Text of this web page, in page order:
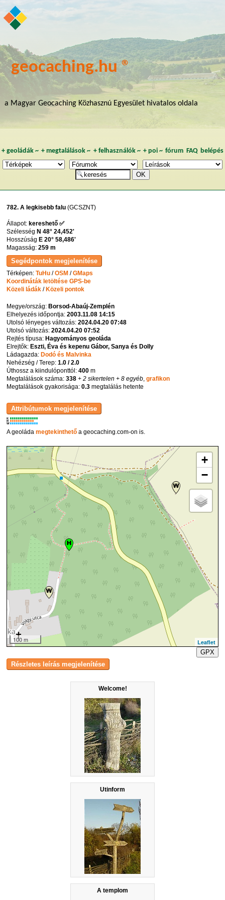
geocaching.hu ®
a Magyar Geocaching Közhasznú Egyesület hivatalos oldala
+ geoládák~ +megtalálások ~ + felhasználók~ + poi~ fórum FAQ belépés
782. A legkisebb falu (GCSZNT)
Welcome!
Utinform
A templom
Állapot: kereshető ✅
Szélesség N 48° 24,452'
Hosszúság E 20° 58,486'
Magasság:259 m
Térképen:TuHu /OSM /GMaps
Koordináták letöltése GPS-be
Közeli ládák / Közeli pontok
Megye/ország: Borsod-Abaúj-Zemplén
Elhelyezés időpontja:2003.11.08 14:15
Utolsó lényeges változás:2024.04.20 07:48
Utolsó változás:2024.04.20 07:52
Rejtés típusa: Hagyományos geoláda
Elrejtők: Eszti, Éva és kepenu Gábor, Sanya és Dolly
Ládagazda: Dodó és Malvinka
Nehézség / Terep:1.0 / 2.0
Úthossz a kiindulóponttól:400 m
Megtalálások száma:338 + 2 sikertelen + 8 egyéb,grafikon
Megtalálások gyakorisága:0.3 megtalálás hetente
K
R
W
A geoládamegtekinthető a geocaching.com-on is.
+
−
100 m
Leaflet
GPX